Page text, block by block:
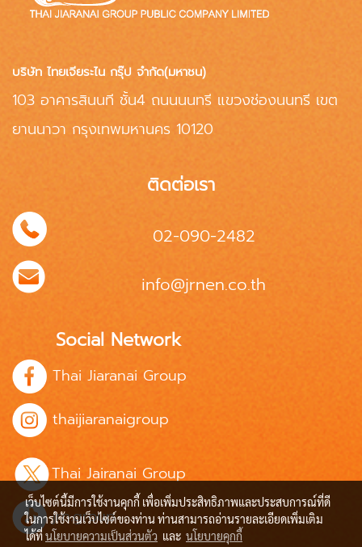
บริษัท ไทยเจียระไน กรุ๊ป จำกัด(มหาชน)
103 อาคารสินนที ชั้น4 ถนนนนทรี แขวงช่องนนทรี เขต
ยานนาวา กรุงเทพมหานคร 10120
ติดต่อเรา
02-090-2482
info@jrnen.co.th
Social Network
Thai Jiaranai Group
thaijiaranaigroup
Thai Jairanai Group
jrn.group
เว็บไซต์นี้มีการใช้งานคุกกี้ เพื่อเพิ่มประสิทธิภาพและประสบการณ์ที่ดี
ในการใช้งานเว็บไซต์ของท่าน ท่านสามารถอ่านรายละเอียดเพิ่มเติม
ได้ที่นโยบายความเป็นส่วนตัว และ นโยบายคุกกี้